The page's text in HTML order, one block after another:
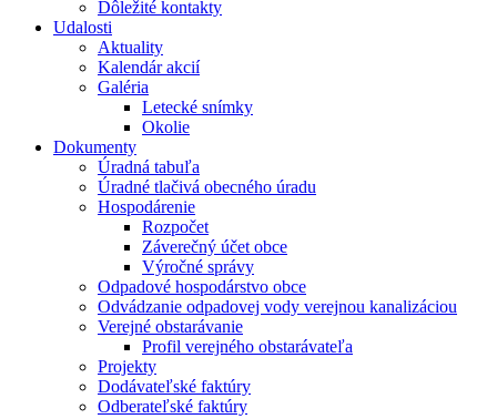
Dôležité kontakty
Udalosti
Aktuality
Kalendár akcií
Galéria
Letecké snímky
Okolie
Dokumenty
Úradná tabuľa
Úradné tlačivá obecného úradu
Hospodárenie
Rozpočet
Záverečný účet obce
Výročné správy
Odpadové hospodárstvo obce
Odvádzanie odpadovej vody verejnou kanalizáciou
Verejné obstarávanie
Profil verejného obstarávateľa
Projekty
Dodávateľské faktúry
Odberateľské faktúry